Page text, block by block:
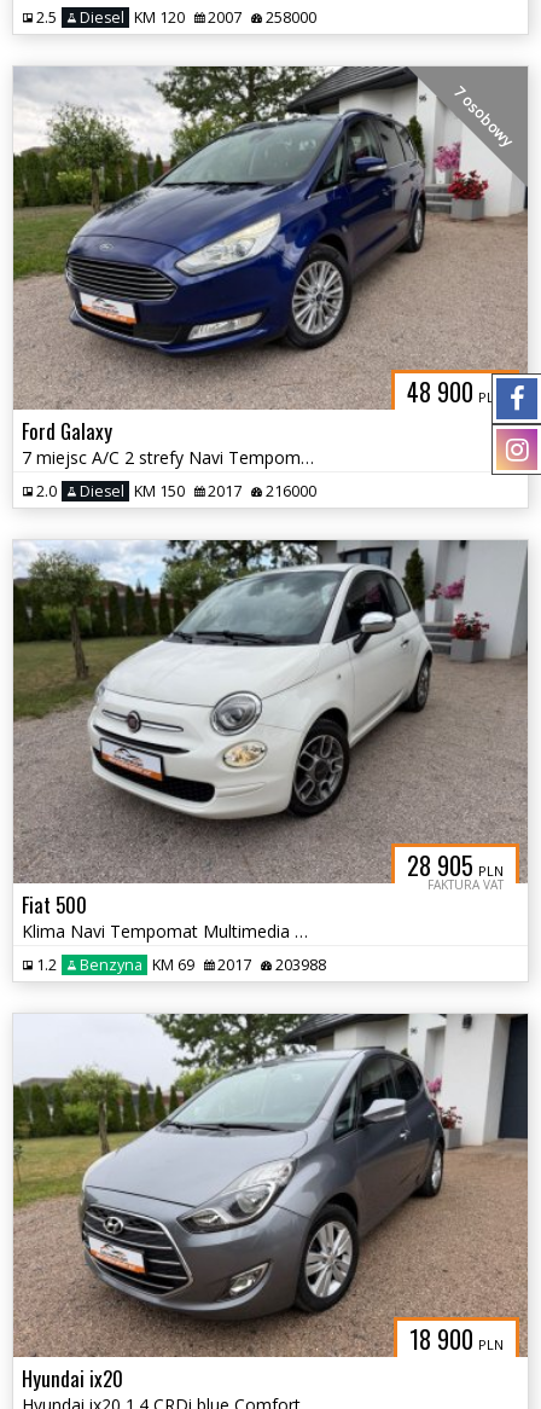
2.5 Diesel KM 120 2007 258000
48 900 PLN
7 osobowy
Ford Galaxy
7 miejsc A/C 2 strefy Navi Tempomat Czujniki Grzane fotele Hak
2.0 Diesel KM 150 2017 216000
28 905 PLN
FAKTURA VAT
Fiat 500
Klima Navi Tempomat Multimedia Alu 15
1.2 Benzyna KM 69 2017 203988
18 900 PLN
Hyundai ix20